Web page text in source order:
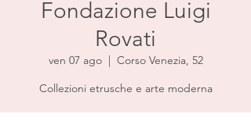
Fondazione Luigi
Rovati
ven 07 ago
  |
Corso Venezia, 52
Collezioni etrusche e arte moderna